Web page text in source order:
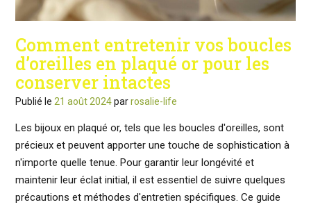
Comment entretenir vos boucles
d’oreilles en plaqué or pour les
conserver intactes
Publié le 21 août 2024parrosalie-life
Les bijoux en plaqué or, tels que les boucles d'oreilles, sont
précieux et peuvent apporter une touche de sophistication à
n'importe quelle tenue. Pour garantir leur longévité et
maintenir leur éclat initial, il est essentiel de suivre quelques
précautions et méthodes d'entretien spécifiques. Ce guide